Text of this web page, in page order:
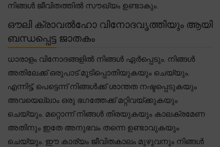
നിങ്ങൾ ജീവിതത്തിൽ സൗഖ്യം ഉണ്ടാകും.
ഔലി ക്രാവൽഹോ വിനോദവൃത്തിയും ആയി
ബന്ധപ്പെട്ട ജാതകം
ധാരാളം വിനോദങ്ങളിൽ നിങ്ങൾ ഏർപ്പെടും. നിങ്ങൾ
അതിലേക്ക് ഒരുപാട് മൂടിപ്പൊതിയുകയും ചെയ്യും.
എന്നിട്ട്, പെട്ടെന്ന് നിങ്ങൾക്ക് ശാന്തത നഷ്ടപ്പെടുകയും
അവയെല്ലാം ഒരു ഭഗത്തേക്ക് മറ്റിവയ്ക്കുകയും
ചെയ്യും. മറ്റൊന്ന് നിങ്ങൾ തിരയുകയും കാലക്രമേണ
അതിനും ഇതേ അനുഭവം തന്നെ ഉണ്ടാവുകയും
ചെയ്യും. ഈ കാര്യം ജീവിതകാലം മുഴുവനും നിങ്ങൾ